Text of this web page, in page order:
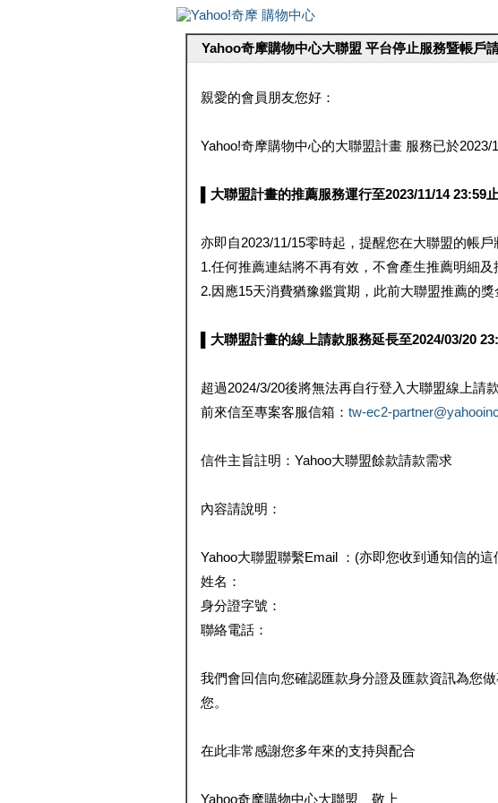
Yahoo奇摩購物中心大聯盟 平台停止服務暨帳戶
親愛的會員朋友您好：
Yahoo!奇摩購物中心的大聯盟計畫 服務已於2023/
▌大聯盟計畫的推薦服務運行至2023/11/14 23:59止
亦即自2023/11/15零時起，提醒您在大聯盟的帳戶
1.任何推薦連結將不再有效，不會產生推薦明細及
2.因應15天消費猶豫鑑賞期，此前大聯盟推薦的獎
▌大聯盟計畫的線上請款服務延長至2024/03/20
超過2024/3/20後將無法再自行登入大聯盟線上請
前來信至專案客服信箱： tw-ec2-
信件主旨註明：Yahoo大聯盟餘款請款需求
內容請說明：
Yahoo大聯盟聯繫Email ：(亦即您收到通知信的這
姓名：
身分證字號：
聯絡電話：
我們會回信向您確認匯款身分證及匯款資訊為您
您。
在此非常感謝您多年來的支持與配合
Yahoo奇摩購物中心大聯盟 敬上